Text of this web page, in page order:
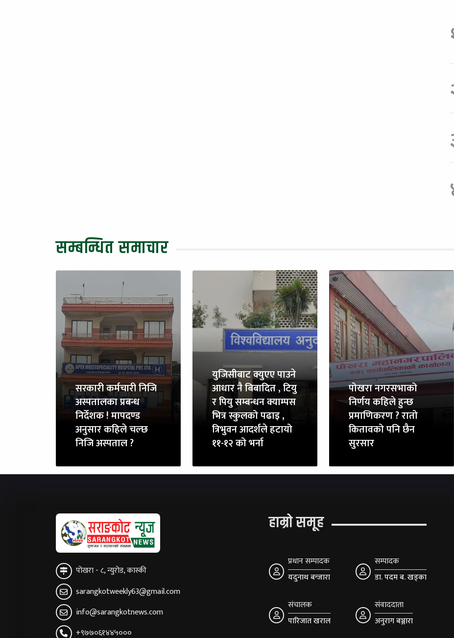
सम्बन्धित समाचार
सरकारी कर्मचारी निजि
अस्पतालका प्रबन्ध
निर्देशक ! मापदण्ड
अनुसार कहिले चल्छ
निजि अस्पताल ?
युजिसीबाट क्युएए पाउने
आधार नै बिबादित , टियु
र पियु सम्बन्धन क्याम्पस
भित्र स्कुलको पढाइ ,
त्रिभुवन आदर्शले हटायो
११-१२ को भर्ना
पोखरा नगरसभाको
निर्णय कहिले हुन्छ
प्रमाणिकरण ? रातो
कितावको पनि छैन
सुरसार
पोखरा - ८, न्युरोड, कास्की
sarangkotweekly63@gmail.com
info@sarangkotnews.com
+९७७०६१४४५०००
हाम्रो समूह
प्रधान सम्पादक
यदुनाथ बन्जारा
सम्पादक
डा. पदम ब. खड्का
संचालक
पारिजात खराल
संवाददाता
अनुराग बञ्जारा